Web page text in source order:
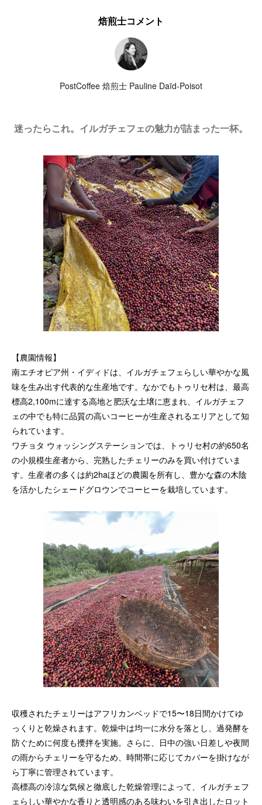
焙煎士コメント
PostCoffee 焙煎士 Pauline Daïd-Poisot
迷ったらこれ。イルガチェフェの魅力が詰まった一杯。
【農園情報】
南エチオピア州・イディドは、イルガチェフェらしい華やかな風
味を生み出す代表的な生産地です。なかでもトゥリセ村は、最高
標高2,100mに達する高地と肥沃な土壌に恵まれ、イルガチェフ
ェの中でも特に品質の高いコーヒーが生産されるエリアとして知
られています。
ワチョタ ウォッシングステーションでは、トゥリセ村の約650名
の小規模生産者から、完熟したチェリーのみを買い付けていま
す。生産者の多くは約2haほどの農園を所有し、豊かな森の木陰
を活かしたシェードグロウンでコーヒーを栽培しています。
収穫されたチェリーはアフリカンベッドで15〜18日間かけてゆ
っくりと乾燥されます。乾燥中は均一に水分を落とし、過発酵を
防ぐために何度も攪拌を実施。さらに、日中の強い日差しや夜間
の雨からチェリーを守るため、時間帯に応じてカバーを掛けなが
ら丁寧に管理されています。
高標高の冷涼な気候と徹底した乾燥管理によって、イルガチェフ
ェらしい華やかな香りと透明感のある味わいを引き出したロット